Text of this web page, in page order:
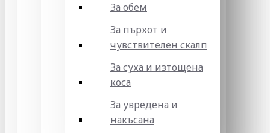
За обем
За пърхот и
чувствителен скалп
За суха и изтощена
коса
За увредена и
накъсана